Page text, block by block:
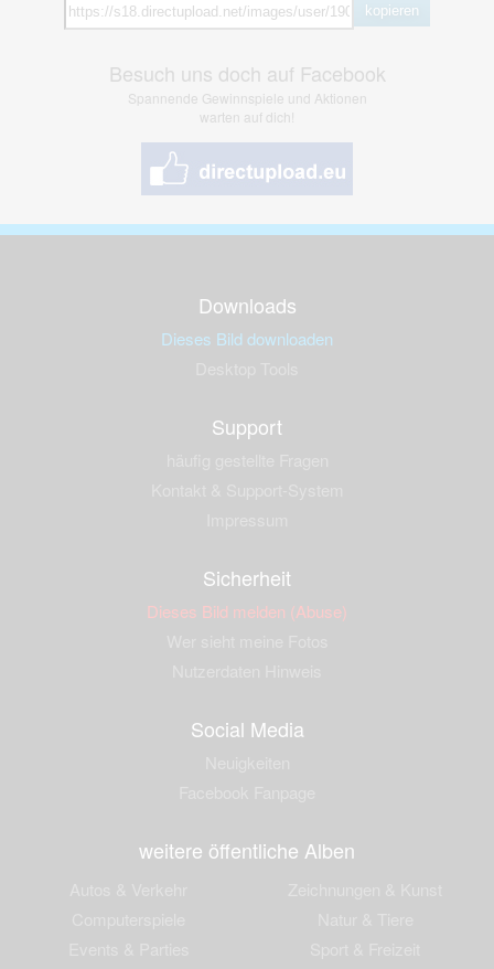
kopieren
Besuch uns doch auf Facebook
Spannende Gewinnspiele und Aktionen
warten auf dich!
Downloads
Dieses Bild downloaden
Support
Sicherheit
Dieses Bild melden (Abuse)
Social Media
weitere öffentliche Alben